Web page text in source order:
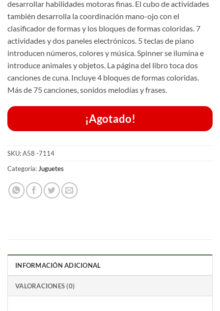
desarrollar habilidades motoras finas. El cubo de actividades
también desarrolla la coordinación mano-ojo con el
clasificador de formas y los bloques de formas coloridas. 7
actividades y dos paneles electrónicos. 5 teclas de piano
introducen números, colores y música. Spinner se ilumina e
introduce animales y objetos. La página del libro toca dos
canciones de cuna. Incluye 4 bloques de formas coloridas.
Más de 75 canciones, sonidos melodías y frases.
¡Agotado!
SKU:A58 -7114
Categoría: Juguetes
INFORMACIÓN ADICIONAL
VALORACIONES (0)